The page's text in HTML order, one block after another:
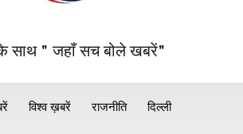
साथ " जहाँ सच बोले खबरें"
विश्व ख़बरें राजनीति दिल्ली